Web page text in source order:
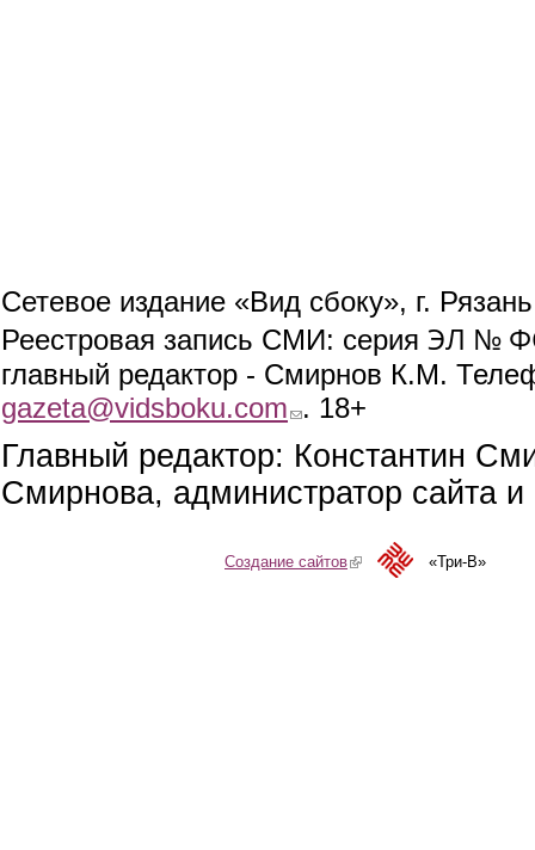
Сетевое издание «Вид сбоку», г.
Реестровая запись СМИ: серия ЭЛ №
главный редактор - Смирнов К.М.
gazeta@vidsboku.com (link sends e-mail)
. 18+
Главный редактор: Константин
Смирнова, администратор сайта
Создание сайтов(link is external)«Три-В»